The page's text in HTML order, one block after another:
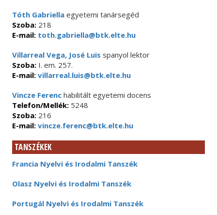
Tóth Gabriella egyetemi tanársegéd
Szoba: 218
E-mail: toth.gabriella@btk.elte.hu
Villarreal Vega, José Luis spanyol lektor
Szoba: I. em. 257.
E-mail: villarreal.luis@btk.elte.hu
Vincze Ferenc habilitált egyetemi docens
Telefon/Mellék: 5248
Szoba: 216
E-mail: vincze.ferenc@btk.elte.hu
TANSZÉKEK
Francia Nyelvi és Irodalmi Tanszék
Olasz Nyelvi és Irodalmi Tanszék
Portugál Nyelvi és Irodalmi Tanszék